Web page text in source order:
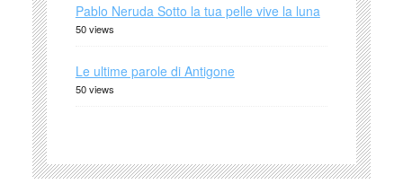
Pablo Neruda Sotto la tua pelle vive la luna
50 views
Le ultime parole di Antigone
50 views